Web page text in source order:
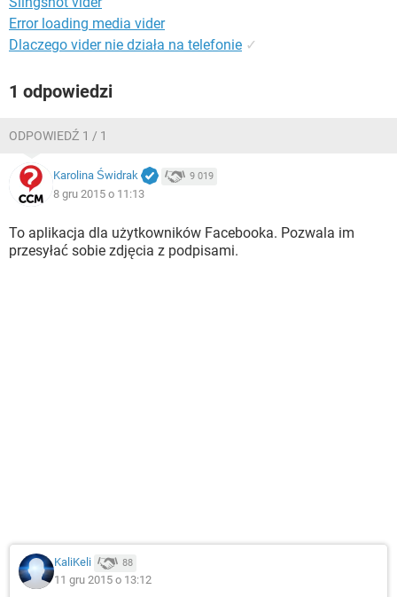
WINDOWS 10
Error loading media vider
Dlaczego vider nie działa na telefonie ✓
1 odpowiedzi
ODPOWIEDŹ 1 / 1
Karolina Świdrak 9 019
8 gru 2015 o 11:13
To aplikacja dla użytkowników Facebooka. Pozwala im
przesyłać sobie zdjęcia z podpisami.
KaliKeli 88
11 gru 2015 o 13:12